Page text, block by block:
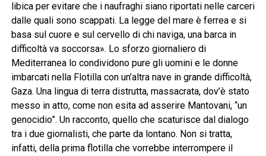
libica per evitare che i naufraghi siano riportati nelle carceri
dalle quali sono scappati. La legge del mare è ferrea e si
basa sul cuore e sul cervello di chi naviga, una barca in
difficoltà va soccorsa». Lo sforzo giornaliero di
Mediterranea lo condividono pure gli uomini e le donne
imbarcati nella Flotilla con un’altra nave in grande difficoltà,
Gaza. Una lingua di terra distrutta, massacrata, dov’è stato
messo in atto, come non esita ad asserire Mantovani, “un
genocidio”. Un racconto, quello che scaturisce dal dialogo
tra i due giornalisti, che parte da lontano. Non si tratta,
infatti, della prima flotilla che vorrebbe interrompere il